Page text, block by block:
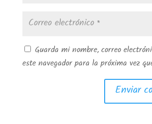
Guarda mi nombre, correo
este navegador para la próxima vez